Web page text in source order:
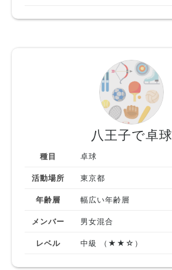
八王子で卓球
種目 卓球
活動場所 東京都
年齢層 幅広い年齢層
メンバー 男女混合
レベル 中級 （★★☆）